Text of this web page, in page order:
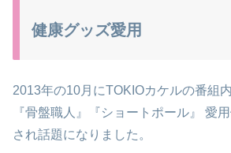
健康グッズ愛用
2013年の10月にTOKIOカケルの番組
『骨盤職人』『ショートポール』 愛
され話題になりました。